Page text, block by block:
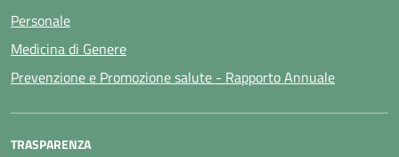
Personale
Medicina di Genere
Prevenzione e Promozione salute - Rapporto Annuale
TRASPARENZA